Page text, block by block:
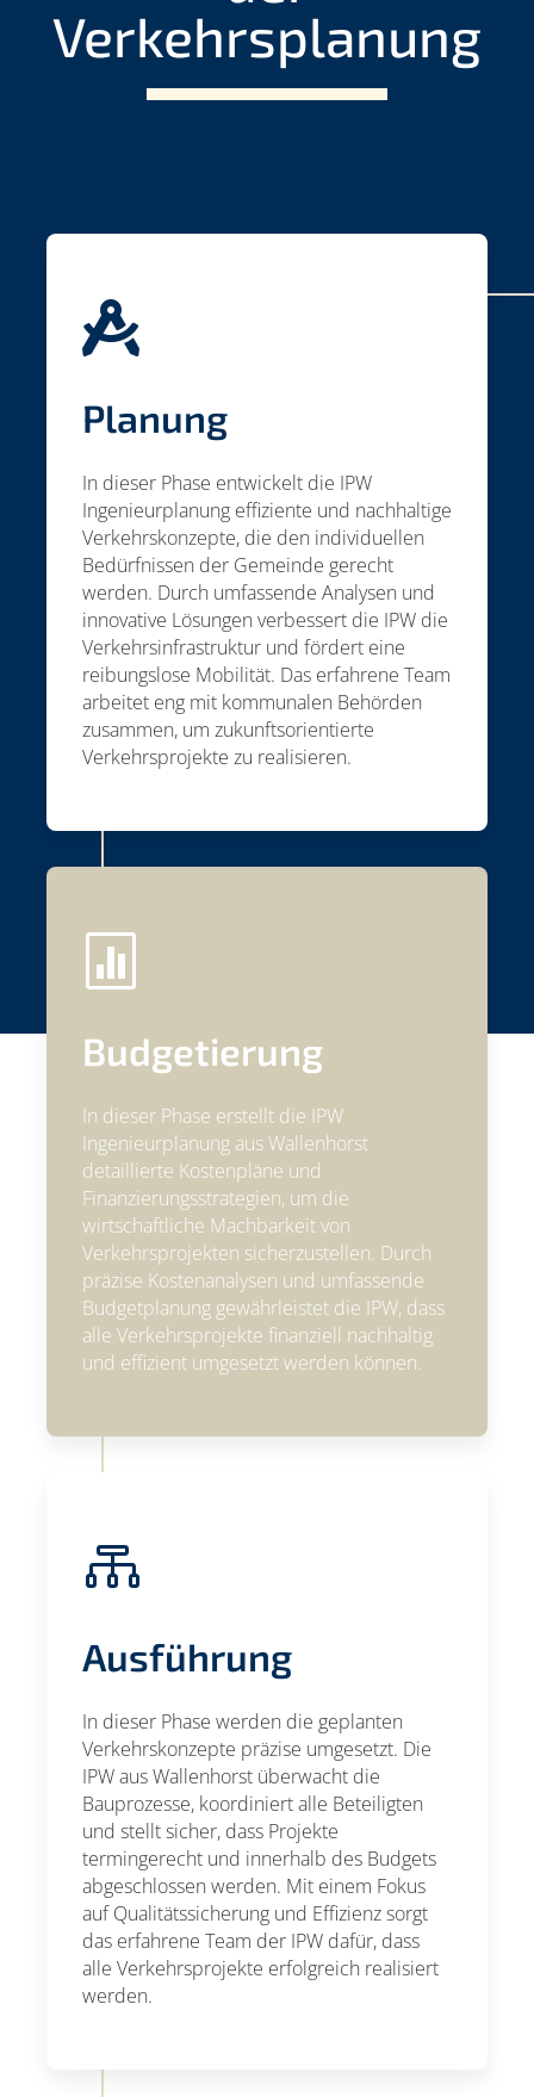
Verkehrsplanung

Planung
In dieser Phase entwickelt die IPW
Ingenieurplanung effiziente und nachhaltige
Verkehrskonzepte, die den individuellen
Bedürfnissen der Gemeinde gerecht
werden. Durch umfassende Analysen und
innovative Lösungen verbessert die IPW die
Verkehrsinfrastruktur und fördert eine
reibungslose Mobilität. Das erfahrene Team
arbeitet eng mit kommunalen Behörden
zusammen, um zukunftsorientierte
Verkehrsprojekte zu realisieren.

Budgetierung
In dieser Phase erstellt die IPW
Ingenieurplanung aus Wallenhorst
detaillierte Kostenpläne und
Finanzierungsstrategien, um die
wirtschaftliche Machbarkeit von
Verkehrsprojekten sicherzustellen. Durch
präzise Kostenanalysen und umfassende
Budgetplanung gewährleistet die IPW, dass
alle Verkehrsprojekte finanziell nachhaltig
und effizient umgesetzt werden können.

Ausführung
In dieser Phase werden die geplanten
Verkehrskonzepte präzise umgesetzt. Die
IPW aus Wallenhorst überwacht die
Bauprozesse, koordiniert alle Beteiligten
und stellt sicher, dass Projekte
termingerecht und innerhalb des Budgets
abgeschlossen werden. Mit einem Fokus
auf Qualitätssicherung und Effizienz sorgt
das erfahrene Team der IPW dafür, dass
alle Verkehrsprojekte erfolgreich realisiert
werden.